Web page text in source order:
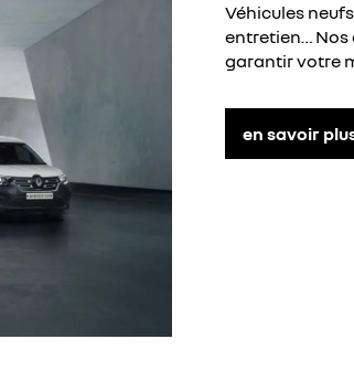
Véhicules
entretien… Nos
garantir votre
en savoir